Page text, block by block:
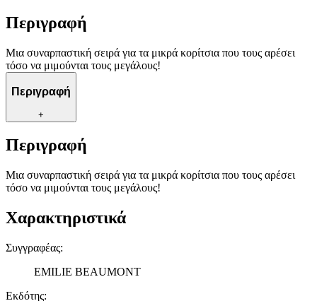
Περιγραφή
Μια συναρπαστική σειρά για τα μικρά κορίτσια που τους αρέσει
τόσο να μιμούνται τους μεγάλους!
Περιγραφή
+
Περιγραφή
Μια συναρπαστική σειρά για τα μικρά κορίτσια που τους αρέσει
τόσο να μιμούνται τους μεγάλους!
Χαρακτηριστικά
Συγγραφέας:
EMILIE BEAUMONT
Εκδότης: